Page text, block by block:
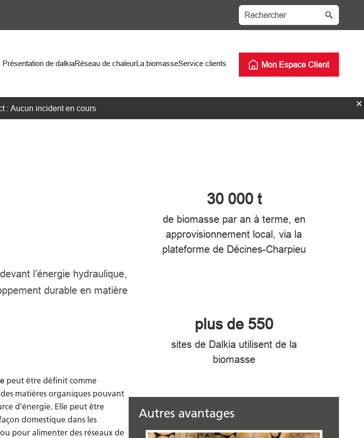
Présentation de dalkiaRéseau de chaleurLa biomasseService clients Mon Espace Client
: Aucun incident en cours
l’énergie hydraulique,
durable en matière
peut être définit comme
des matières organiques pouvant
d’énergie. Elle peut être
domestique dans les
pour alimenter des réseaux de
30 000 t
de biomasse par an à terme, en
approvisionnement local, via la
plateforme de Décines-Charpieu
plus de 550
sites de Dalkia utilisent de la
biomasse
Autres avantages